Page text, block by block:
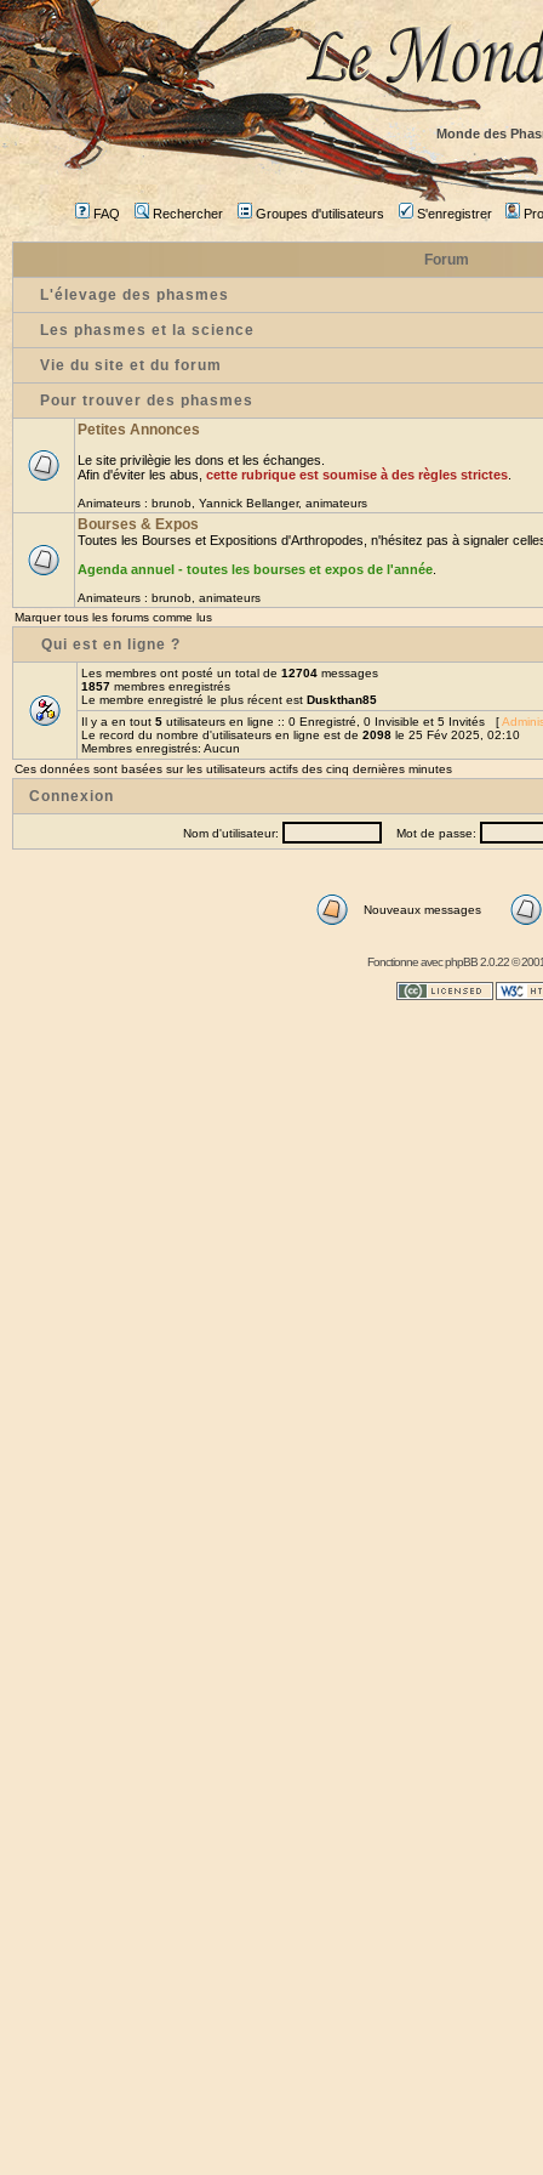
Monde des
FAQ Rechercher Groupes d'utilisateurs S'enregistrer
Forum
L'élevage des phasmes
Les phasmes et la science
Vie du site et du forum
Pour trouver des phasmes
Petites Annonces
Le site privilègie les dons et les échanges.
Afin d'éviter les abus, cette rubrique est soumise à des règles strictes
Animateurs : brunob Yannick Bellanger, animateurs
Bourses & Expos
Toutes les Bourses et Expositions d'Arthropodes, n'hésitez pas à signaler
Agenda annuel - toutes les bourses et expos de l'année
Animateurs : brunob animateurs
Marquer tous les forums comme lus
Qui est en ligne ?
Les membres ont posté un total de 12704 messages
1857 membres enregistrés
Le membre enregistré le plus récent est Duskthan85
Il y a en tout 5 utilisateurs en ligne :: 0 Enregistré, 0 Invisible et 5 Invités [
Le record du nombre d'utilisateurs en ligne est de 2098 le 25 Fév 2025, 02:10
Membres enregistrés: Aucun
Ces données sont basées sur les utilisateurs actifs des cinq dernières minutes
Connexion
Nom d'utilisateur: Mot de passe:
Nouveaux messages
Fonctionne avecphpBB2.0.22 ©